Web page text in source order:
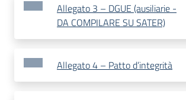
Allegato 3 – DGUE (ausiliarie -
DA COMPILARE SU SATER)
Allegato 4 – Patto d’integrità